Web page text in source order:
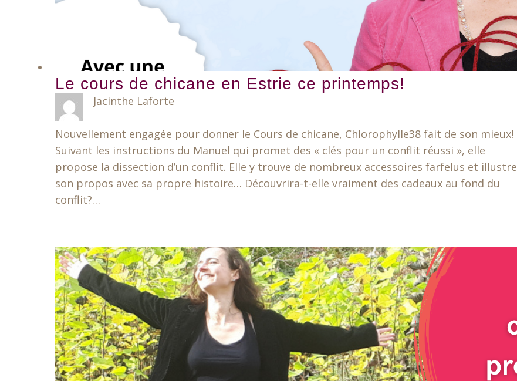
Le cours de chicane en Estrie ce printemps!
Jacinthe Laforte
Nouvellement engagée pour donner le Cours de chicane, Chlorophylle38 fait de son mieux!
Suivant les instructions du Manuel qui promet des « clés pour un conflit réussi », elle
propose la dissection d’un conflit. Elle y trouve de nombreux accessoires farfelus et illustre
son propos avec sa propre histoire… Découvrira-t-elle vraiment des cadeaux au fond du
conflit?…